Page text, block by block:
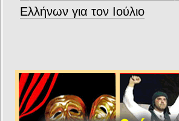
Ελλήνων για τον Ιούλιο